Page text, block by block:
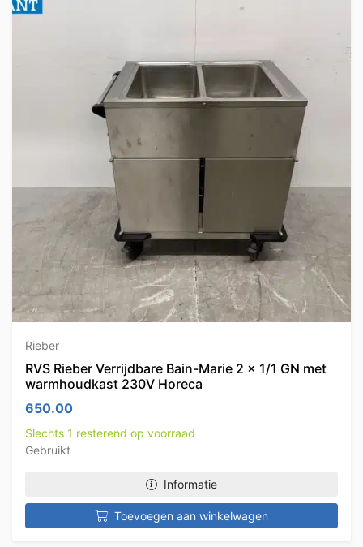
Rieber
RVS Rieber Verrijdbare Bain-Marie 2 x 1/1 GN met
warmhoudkast 230V Horeca
650.00
Slechts 1 resterend op voorraad
Gebruikt
Informatie
Toevoegen aan winkelwagen